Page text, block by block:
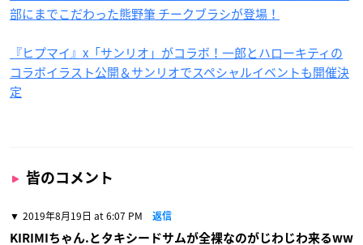
部にまでこだわった熊野筆 チークブラシが登場！
『ヒプマイ』x「サンリオ」がコラボ！一郎とハローキティの
コラボイラスト公開＆サンリオでスペシャルイベントも開催決
定
皆のコメント
2019年8月19日 at 6:07 PM 返信
KIRIMIちゃん.とタキシードサムが全裸なのがじわじわ来るww